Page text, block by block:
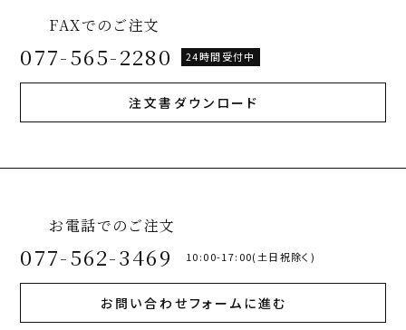
FAXでのご注文
077-565-2280 24時間受付中
注文書ダウンロード
お電話でのご注文
077-562-3469 10:00-17:00(土日祝除く)
お問い合わせフォームに進む